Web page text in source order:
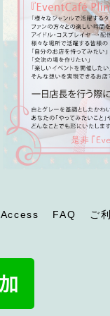
Access FAQ ご